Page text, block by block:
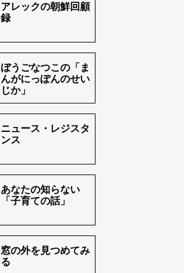
アレックの朝鮮回顧
録
ぼうごなつこの「ま
んがにっぽんのせい
じか」
ニュース・レジスタ
ンス
あなたの知らない
「子育ての話」
窓の外を見つめてみ
る